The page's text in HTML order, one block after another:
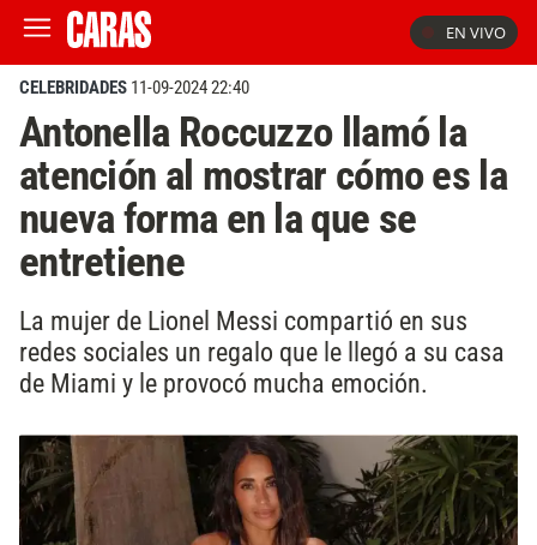
EN VIVO
CELEBRIDADES 11-09-2024 22:40
Antonella Roccuzzo llamó la
atención al mostrar cómo es la
nueva forma en la que se
entretiene
La mujer de Lionel Messi compartió en sus
redes sociales un regalo que le llegó a su casa
de Miami y le provocó mucha emoción.